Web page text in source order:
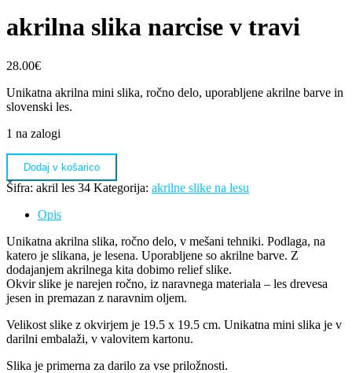
akrilna slika narcise v travi
28.00€
Unikatna akrilna mini slika, ročno delo, uporabljene akrilne barve in
slovenski les.
1 na zalogi
akrilna
slika
narcise
travi
Dodaj v košarico
Šifra: akril les 34 Kategorija: akrilne slike na lesu
Opis
Unikatna akrilna slika, ročno delo, v mešani tehniki. Podlaga, na
katero je slikana, je lesena. Uporabljene so akrilne barve. Z
dodajanjem akrilnega kita dobimo relief slike.
Okvir slike je narejen ročno, iz naravnega materiala – les drevesa
jesen in premazan z naravnim oljem.
Velikost slike z okvirjem je 19.5 x 19.5 cm. Unikatna mini slika je v
darilni embalaži, v valovitem kartonu.
Slika je primerna za darilo za vse priložnosti.